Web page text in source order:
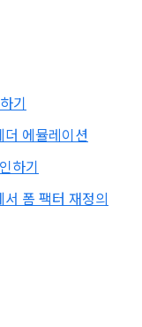
기
에뮬레이션
하기
폼 팩터 재정의